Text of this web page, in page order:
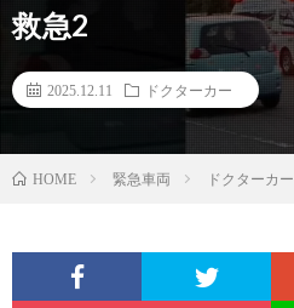
救急2
2025.12.11 ドクターカー
HOME 緊急車両 ドクターカー